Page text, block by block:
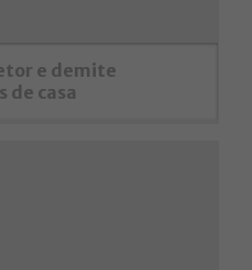
e demite
de casa